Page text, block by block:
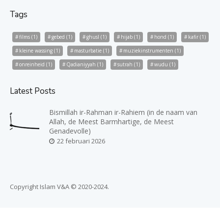
Tags
films (1) gebed (1) ghusl (1) hijab (1) hond (1) kafir (1)
kleine wassing (1) masturbatie (1) muziekinstrumenten (1)
onreinheid (1) Qadianiyyah (1) sutrah (1) wudu (1)
Latest Posts
Bismillah ir-Rahman ir-Rahiem (in de naam van
Allah, de Meest Barmhartige, de Meest
Genadevolle)
22 februari 2026
Copyright Islam V&A © 2020-2024.